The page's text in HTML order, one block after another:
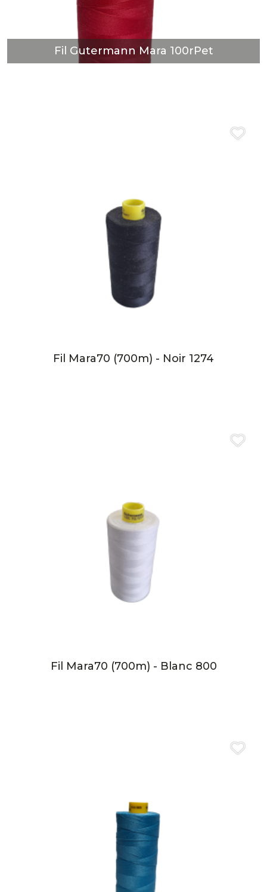
Fil Gutermann Mara 100rPet
DÉCOUVRIR
Fil Mara70 (700m) - Noir 1274
Fil Mara70 (700m) - Blanc 800